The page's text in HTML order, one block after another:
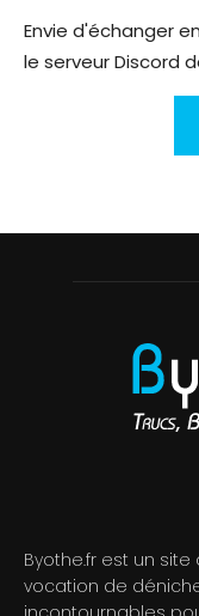
Envie d'échanger
le serveur Discord
Byothe.fr est un
vocation de